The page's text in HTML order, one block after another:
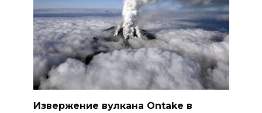
Извержение вулкана Ontake в